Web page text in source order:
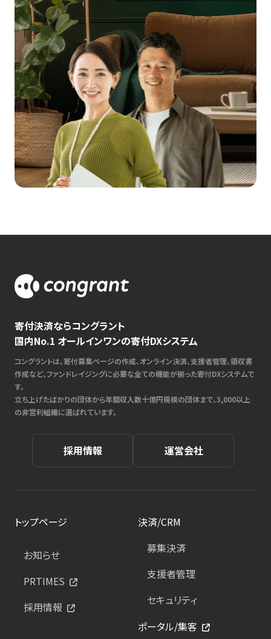
寄付決済ならコングラント
国内No.1 オールインワンの寄付DXシステム
コングラントは、寄付募集ページの作成、オンライン決済、支援者管理、領収書
作成など、ファンドレイジングに必要な全ての機能が揃った寄付DXシステムで
す。
立ち上げたばかりの団体から年間収入数十億円規模の団体まで、3,000以上
の非営利組織に選ばれています。
採用情報 運営会社
トップページ
お知らせ
PRTIMES
採用情報
決済/CRM
募集決済
支援者管理
セキュリティ
ポータル/集客